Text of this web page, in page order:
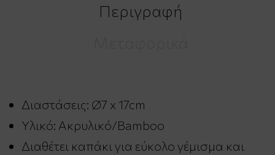
Περιγραφή
Διαστάσεις: Ø7 x 17cm
Υλικό: Ακρυλικό/Bamboo
Διαθέτει καπάκι για εύκολο γέμισμα και